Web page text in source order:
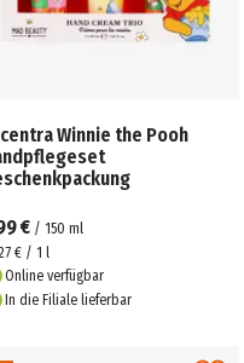
Winnie the Pooh
€ / 150 ml
€ / 1 l
Online verfügbar
In die Filiale lieferbar